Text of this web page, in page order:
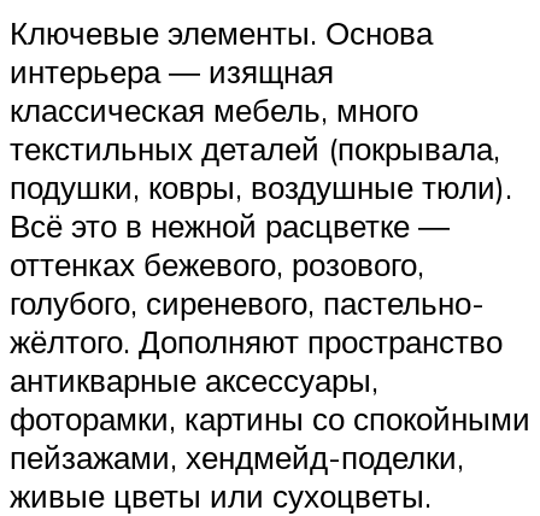
Ключевые элементы. Основа
интерьера ― изящная
классическая мебель, много
текстильных деталей (покрывала,
подушки, ковры, воздушные тюли).
Всё это в нежной расцветке ―
оттенках бежевого, розового,
голубого, сиреневого, пастельно-
жёлтого. Дополняют пространство
антикварные аксессуары,
фоторамки, картины со спокойными
пейзажами, хендмейд-поделки,
живые цветы или сухоцветы.